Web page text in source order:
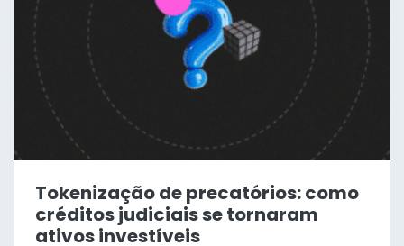
Tokenização de precatórios: como
créditos judiciais se tornaram
ativos investíveis